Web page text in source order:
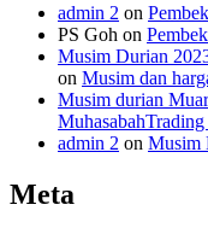
admin 2 on
PS Goh on
Musim Durian
on Musim dan
Musim durian
admin 2 on Musim
Meta